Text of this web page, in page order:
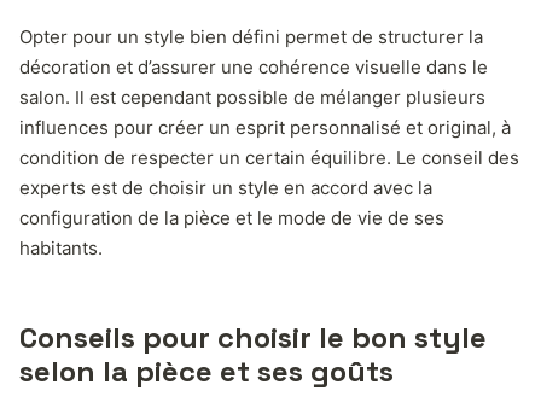
Opter pour un style bien défini permet de structurer la
décoration et d’assurer une cohérence visuelle dans le
salon. Il est cependant possible de mélanger plusieurs
influences pour créer un esprit personnalisé et original, à
condition de respecter un certain équilibre. Le conseil des
experts est de choisir un style en accord avec la
configuration de la pièce et le mode de vie de ses
habitants.
Conseils pour choisir le bon style
selon la pièce et ses goûts